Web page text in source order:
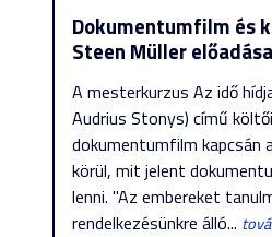
Dokumentumfilm és
Steen Müller előadása
A mesterkurzus Az idő
Audrius Stonys) című költői
dokumentumfilm kapcsán
körül, mit jelent
lenni. "Az embereket
rendelkezésünkre álló...